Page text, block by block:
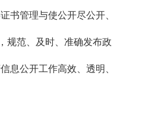
书管理与使公开尽公开、
规范、及时、准确发布政
息公开工作高效、透明、